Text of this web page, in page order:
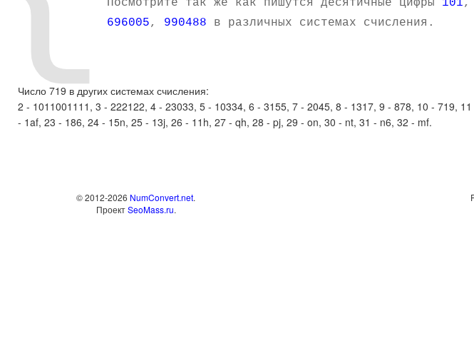
Посмотрите так же как пишутся десятичные цифры 101,
696005, 990488 в различных системах счисления.
Число 719 в других системах счисления:
2 - 1011001111, 3 - 222122, 4 - 23033, 5 - 10334, 6 - 3155, 7 - 2045, 8 - 1317, 9 - 878, 10 - 719,
- 1af, 23 - 186, 24 - 15n, 25 - 13j, 26 - 11h, 27 - qh, 28 - pj, 29 - on, 30 - nt, 31 - n6, 32 - mf.
© 2012-2026 NumConvert.net.
ПроектSeoMass.ru.